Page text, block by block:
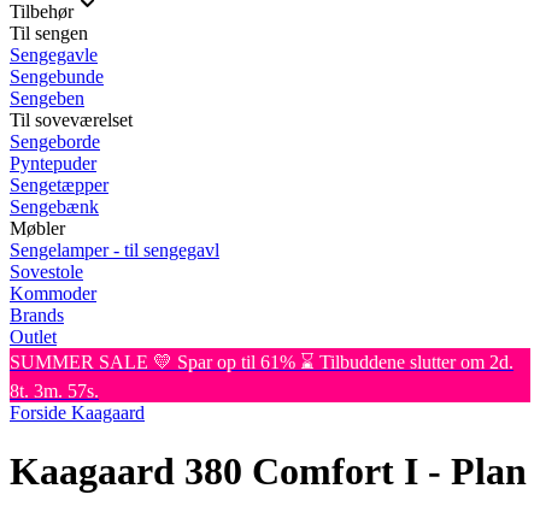
Tilbehør
Til sengen
Sengegavle
Sengebunde
Sengeben
Til soveværelset
Sengeborde
Pyntepuder
Sengetæpper
Sengebænk
Møbler
Sengelamper - til sengegavl
Sovestole
Kommoder
Brands
Outlet
SUMMER SALE 💛 Spar op til 61% ⌛ Tilbuddene slutter om 2d.
8t. 3m. 57s.
Forside Kaagaard
Kaagaard 380 Comfort I - Plan